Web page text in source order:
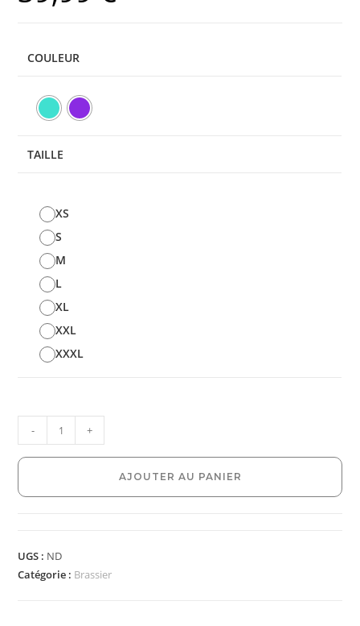
COULEUR
TAILLE
XS
S
M
L
XL
XXL
XXXL
- +
AJOUTER AU PANIER
UGS : ND
Catégorie : Brassier